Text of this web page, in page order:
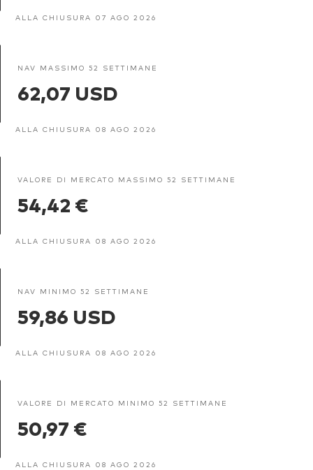
ALLA CHIUSURA 07 AGO 2026
NAV MASSIMO 52 SETTIMANE
62,07 USD
ALLA CHIUSURA 08 AGO 2026
VALORE DI MERCATO MASSIMO 52 SETTIMANE
54,42 €
ALLA CHIUSURA 08 AGO 2026
NAV MINIMO 52 SETTIMANE
59,86 USD
ALLA CHIUSURA 08 AGO 2026
VALORE DI MERCATO MINIMO 52 SETTIMANE
50,97 €
ALLA CHIUSURA 08 AGO 2026